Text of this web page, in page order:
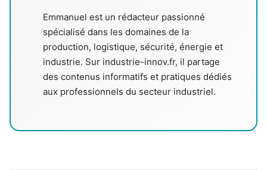
Emmanuel est un rédacteur passionné
spécialisé dans les domaines de la
production, logistique, sécurité, énergie et
industrie. Sur industrie-innov.fr, il partage
des contenus informatifs et pratiques dédiés
aux professionnels du secteur industriel.